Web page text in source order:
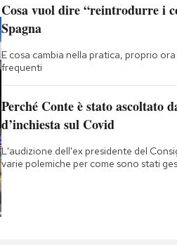
Cosa vuol dire “reintrodurre i
Spagna
E cosa cambia nella pratica, proprio
frequenti
Perché Conte è stato ascoltato
d’inchiesta sul Covid
L'audizione dell'ex presidente del
varie polemiche per come sono stati